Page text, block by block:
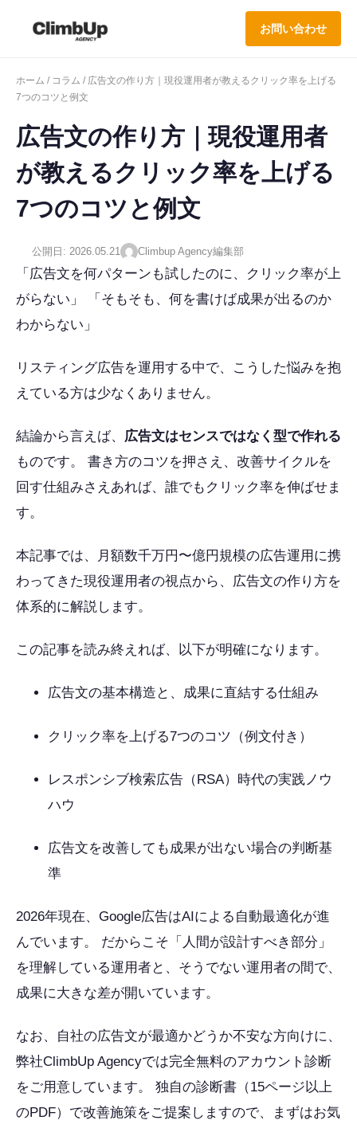
お問い合わせ
ホーム / コラム / 広告文の作り方｜現役運用者が教えるクリック率を上げる
7つのコツと例文
広告文の作り方｜現役運用者
が教えるクリック率を上げる
7つのコツと例文
公開日: 2026.05.21 Climbup Agency編集部
「広告文を何パターンも試したのに、クリック率が上
がらない」 「そもそも、何を書けば成果が出るのか
わからない」
リスティング広告を運用する中で、こうした悩みを抱
えている方は少なくありません。
結論から言えば、 広告文はセンスではなく型で作れる
ものです。 書き方のコツを押さえ、改善サイクルを
回す仕組みさえあれば、誰でもクリック率を伸ばせま
す。
本記事では、月額数千万円〜億円規模の広告運用に携
わってきた現役運用者の視点から、広告文の作り方を
体系的に解説します。
この記事を読み終えれば、以下が明確になります。
広告文の基本構造と、成果に直結する仕組み
クリック率を上げる7つのコツ（例文付き）
レスポンシブ検索広告（RSA）時代の実践ノウ
ハウ
広告文を改善しても成果が出ない場合の判断基
準
2026年現在、Google広告はAIによる自動最適化が進
んでいます。 だからこそ「人間が設計すべき部分」
を理解している運用者と、そうでない運用者の間で、
成果に大きな差が開いています。
なお、自社の広告文が最適かどうか不安な方向けに、
弊社ClimbUp Agencyでは完全無料のアカウント診断
をご用意しています。 独自の診断書（15ページ以上
のPDF）で改善施策をご提案しますので、まずはお気